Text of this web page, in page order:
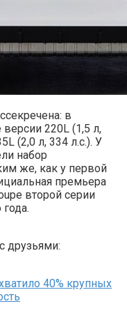
в
220L (1,5 л,
(2,0 л, 334 л.с.). У
набор
же, как у первой
премьера
второй серии
друзьями:
40% крупных